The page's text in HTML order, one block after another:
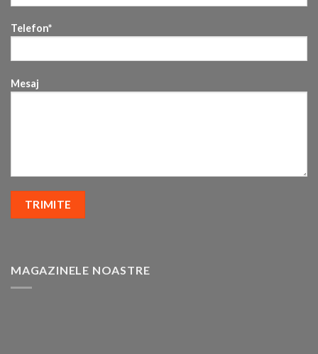
Telefon*
Mesaj
MAGAZINELE NOASTRE